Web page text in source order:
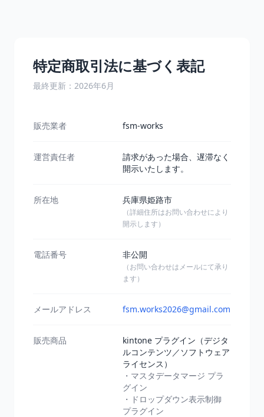
特定商取引法に基づく表記
最終更新：2026年6月
販売業者 fsm-works
運営責任者
請求があった場合、遅滞なく
開示いたします。
所在地 兵庫県姫路市
（詳細住所はお問い合わせにより
開示します）
電話番号 非公開
（お問い合わせはメールにて承り
ます）
メールアドレス fsm.works2026@gmail.com
販売商品
kintone プラグイン（デジタ
ルコンテンツ／ソフトウェア
ライセンス）
・マスタデータマージ プラ
グイン
・ドロップダウン表示制御
プラグイン